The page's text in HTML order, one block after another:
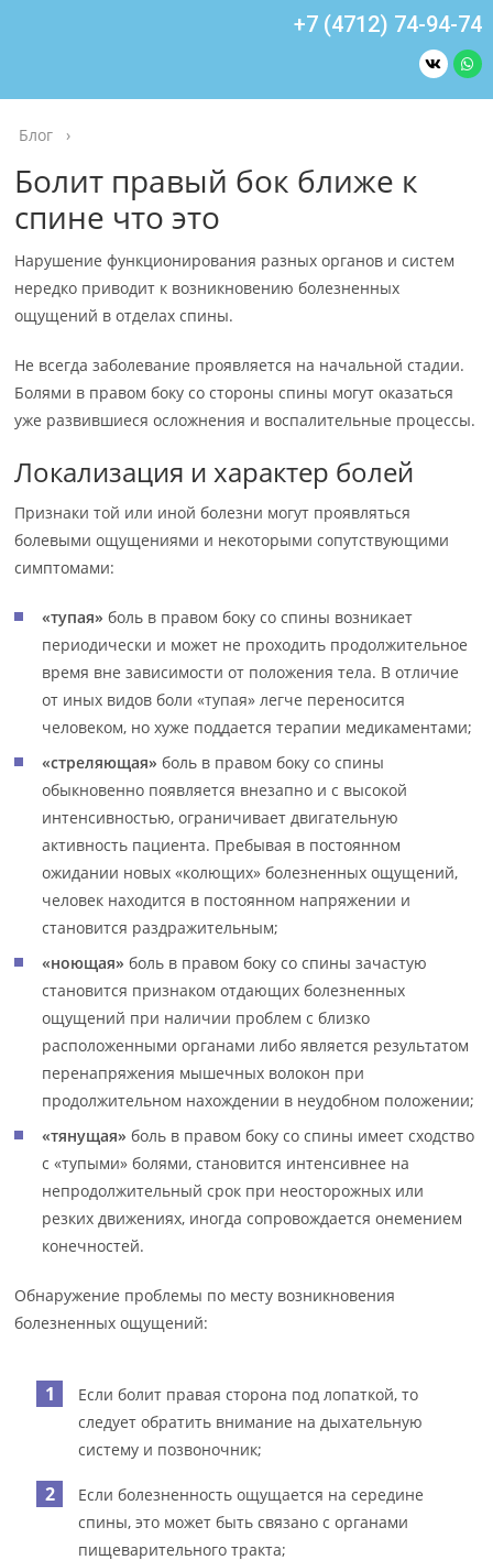
+7 (4712) 74-94-74
Блог ›
Болит правый бок ближе к
спине что это
Нарушение функционирования разных органов и систем
нередко приводит к возникновению болезненных
ощущений в отделах спины.
Не всегда заболевание проявляется на начальной стадии.
Болями в правом боку со стороны спины могут оказаться
уже развившиеся осложнения и воспалительные процессы.
Локализация и характер болей
Признаки той или иной болезни могут проявляться
болевыми ощущениями и некоторыми сопутствующими
симптомами:
«тупая» боль в правом боку со спины возникает
периодически и может не проходить продолжительное
время вне зависимости от положения тела. В отличие
от иных видов боли «тупая» легче переносится
человеком, но хуже поддается терапии медикаментами;
«стреляющая» боль в правом боку со спины
обыкновенно появляется внезапно и с высокой
интенсивностью, ограничивает двигательную
активность пациента. Пребывая в постоянном
ожидании новых «колющих» болезненных ощущений,
человек находится в постоянном напряжении и
становится раздражительным;
«ноющая» боль в правом боку со спины зачастую
становится признаком отдающих болезненных
ощущений при наличии проблем с близко
расположенными органами либо является результатом
перенапряжения мышечных волокон при
продолжительном нахождении в неудобном положении;
«тянущая» боль в правом боку со спины имеет сходство
с «тупыми» болями, становится интенсивнее на
непродолжительный срок при неосторожных или
резких движениях, иногда сопровождается онемением
конечностей.
Обнаружение проблемы по месту возникновения
болезненных ощущений:
Если болит правая сторона под лопаткой, то
следует обратить внимание на дыхательную
систему и позвоночник;
Если болезненность ощущается на середине
спины, это может быть связано с органами
пищеварительного тракта;